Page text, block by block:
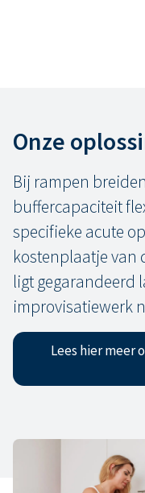
Onze
Bij rampen
buffercapaciteit
specifieke acute
kostenplaatje van
ligt gegarandeerd
improvisatiewerk
Lees hier meer